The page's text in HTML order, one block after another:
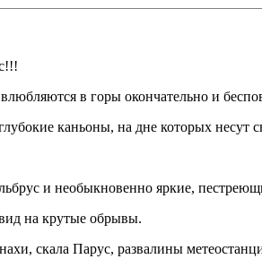
в горы окончательно и
каньоны, на дне которых несут
и необыкновенно яркие,
на крутые обрывы.
скала Парус, развалины